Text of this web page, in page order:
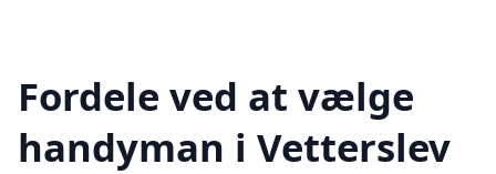
Fordele ved at vælge
handyman i Vetterslev